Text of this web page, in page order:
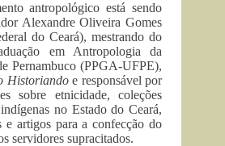
antropológico está sendo
Alexandre Oliveira Gomes
do Ceará), mestrando do
em Antropologia da
Pernambuco (PPGA-UFPE),
Historiandoe responsável por
sobre etnicidade, coleções
no Estado do Ceará,
e artigos para a confecção do
servidores supracitados.